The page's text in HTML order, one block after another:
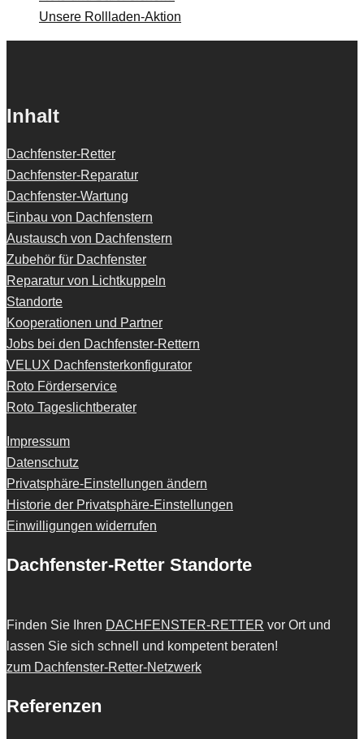
Unsere Rollladen-Aktion
Inhalt
Dachfenster-Retter
Dachfenster-Reparatur
Dachfenster-Wartung
Einbau von Dachfenstern
Austausch von Dachfenstern
Zubehör für Dachfenster
Reparatur von Lichtkuppeln
Standorte
Kooperationen und Partner
Jobs bei den Dachfenster-Rettern
VELUX Dachfensterkonfigurator
Roto Förderservice
Roto Tageslichtberater
Impressum
Datenschutz
Privatsphäre-Einstellungen ändern
Historie der Privatsphäre-Einstellungen
Einwilligungen widerrufen
Dachfenster-Retter Standorte
Finden Sie Ihren DACHFENSTER-RETTER vor Ort und
lassen Sie sich schnell und kompetent beraten!
zum Dachfenster-Retter-Netzwerk
Referenzen